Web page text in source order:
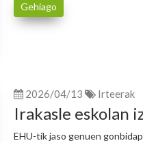
Gehiago
2026/04/13 Irteerak
Irakasle eskolan
EHU-tik jaso genuen